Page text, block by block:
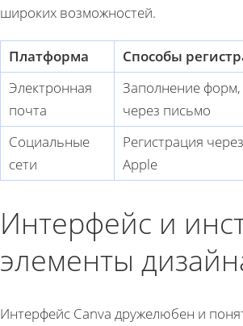
широких возможностей.
Платформа Способы
Электронная
почта
Заполнение
через письмо
Социальные
сети
Регистрация
Apple
Интерфейс и
элементы
Интерфейс Canva дружелюбен и